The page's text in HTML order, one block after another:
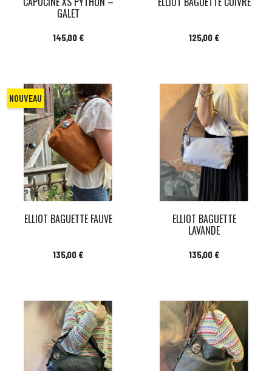
GALET
Prix
145,00 € Prix
125,00 €
ELLIOT BAGUETTE FAUVE
Prix
135,00 €
NOUVEAU
ELLIOT BAGUETTE
LAVANDE
Prix
135,00 €